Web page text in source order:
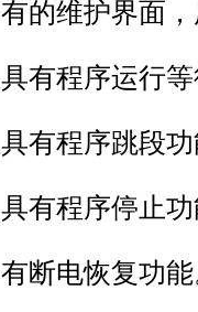
有的维护界面
具有程序运行等待
具有程序跳段功能
具有程序停止功能
有断电恢复功能